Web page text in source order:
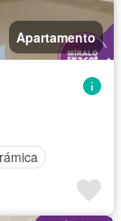
Apartamento